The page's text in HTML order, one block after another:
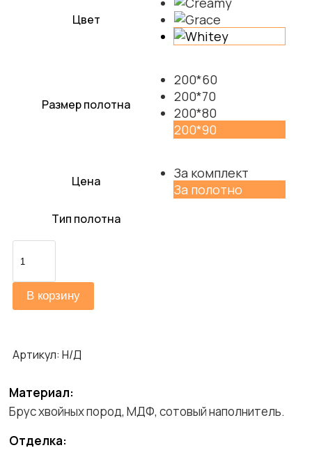
Цвет
Размер полотна
200*60
200*70
200*80
200*90
Цена
За комплект
За полотно
Тип полотна
товара
Скинни-11.1
В корзину
Артикул: Н/Д
Материал:
Брус хвойных пород, МДФ, сотовый наполнитель.
Отделка: